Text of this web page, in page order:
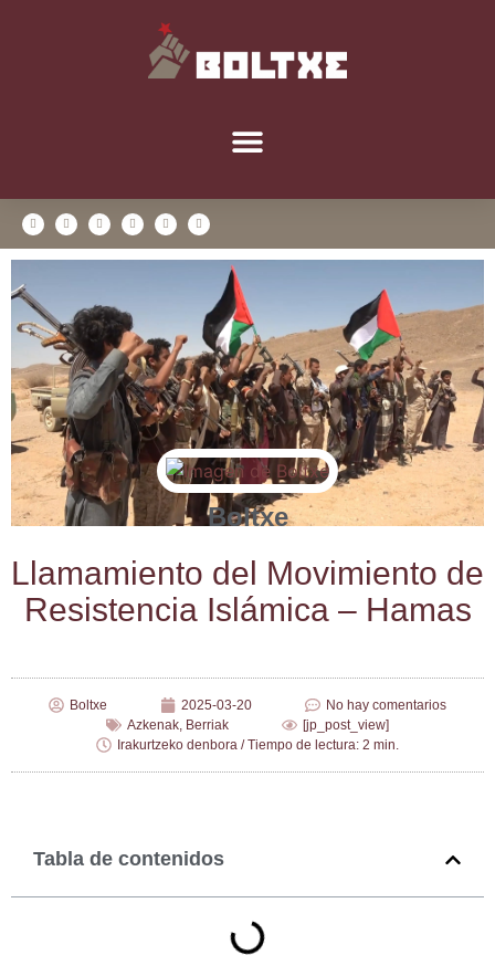
Boltxe
Lla­ma­mien­to del Movi­mien­to de
Resis­ten­cia Islá­mi­ca – Hamas
Boltxe 2025-03-20
No hay comentarios
Azkenak, Berriak
[jp_post_view]
Irakurtzeko denbora / Tiempo de lectura: 2 min.
Tabla de contenidos